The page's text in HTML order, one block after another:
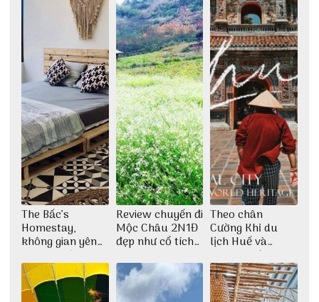
The Bấc’s
Homestay,
không gian yên
bình tại Hòn Sơn
Review chuyến đi
Mộc Châu 2N1Đ
đẹp như cổ tích
Thu Hà
Theo chân
Cường Khỉ du
lịch Huế và
check-in đúng
những góc chụp
đẹp